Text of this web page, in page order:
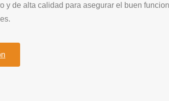
y de alta calidad para asegurar el buen